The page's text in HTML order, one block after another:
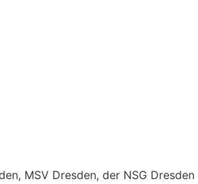
MSV Dresden, der NSG Dresden